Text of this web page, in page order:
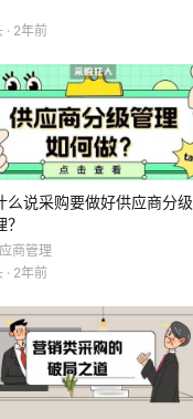
· 2年前
么说采购要做好供应商分级
商管理
· 2年前